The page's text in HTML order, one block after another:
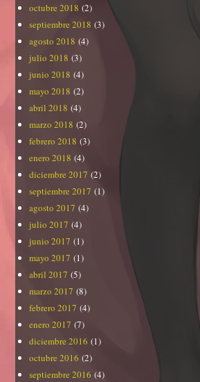
octubre 2018 (2)
septiembre 2018 (3)
agosto 2018 (4)
julio 2018 (3)
junio 2018 (4)
mayo 2018 (2)
abril 2018 (4)
marzo 2018 (2)
febrero 2018 (3)
enero 2018 (4)
diciembre 2017 (2)
septiembre 2017 (1)
agosto 2017 (4)
julio 2017 (4)
junio 2017 (1)
mayo 2017 (1)
abril 2017 (5)
marzo 2017 (8)
febrero 2017 (4)
enero 2017 (7)
diciembre 2016 (1)
octubre 2016 (2)
septiembre 2016 (4)